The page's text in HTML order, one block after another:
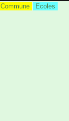
Commune Ecoles